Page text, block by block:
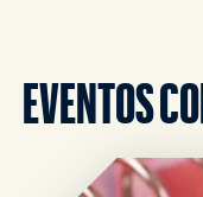
EVENTOS